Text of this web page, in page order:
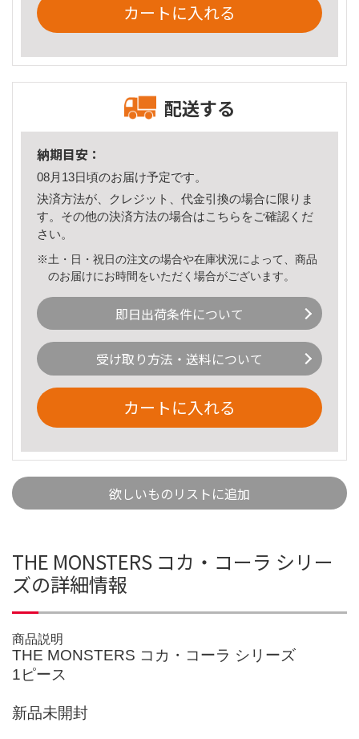
カートに入れる
配送する
納期目安：
08月13日頃のお届け予定です。
決済方法が、クレジット、代金引換の場合に限りま
す。その他の決済方法の場合はこちら をご確認くだ
さい。
※土・日・祝日の注文の場合や在庫状況によって、商品
のお届けにお時間をいただく場合がございます。
即日出荷条件について
受け取り方法・送料について
カートに入れる
欲しいものリストに追加
THE MONSTERS コカ・コーラ シリー
ズの詳細情報
商品説明
THE MONSTERS コカ・コーラ シリーズ
1ピース
新品未開封